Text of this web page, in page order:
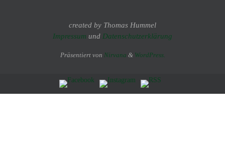
created by Thomas Hummel
Impressum und Datenschutzerklärung
Präsentiert von Nirvana & WordPress.